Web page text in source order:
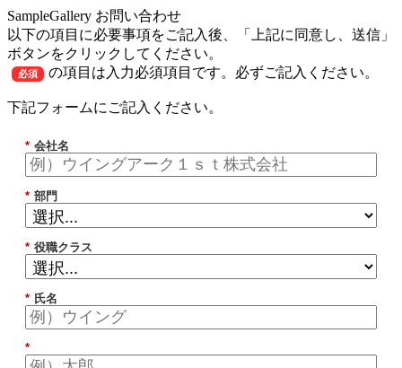
SampleGallery お問い合わせ
以下の項目に必要事項をご記入後、「上記に同意し、送信」
ボタンをクリックしてください。
必須 の項目は入力必須項目です。必ずご記入ください。
下記フォームにご記入ください。
* 会社名
* 部門
* 役職クラス
* 氏名
*